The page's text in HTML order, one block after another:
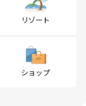
リゾート
ショップ